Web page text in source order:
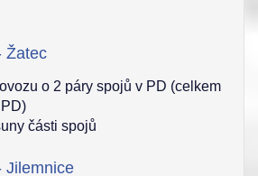
Žatec
o 2 páry spojů v PD (celkem
části spojů
Jilemnice